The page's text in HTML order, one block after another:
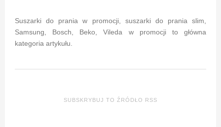
Suszarki do prania w promocji, suszarki do prania slim,
Samsung, Bosch, Beko, Vileda w promocji to główna
kategoria artykułu.
SUBSKRYBUJ TO ŹRÓDŁO RSS